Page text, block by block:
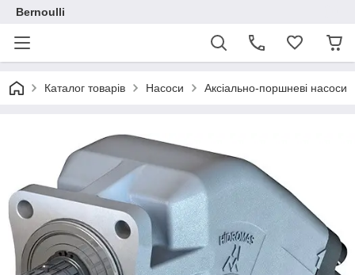
Bernoulli
Каталог товарів Насоси Аксіально-поршневі насоси